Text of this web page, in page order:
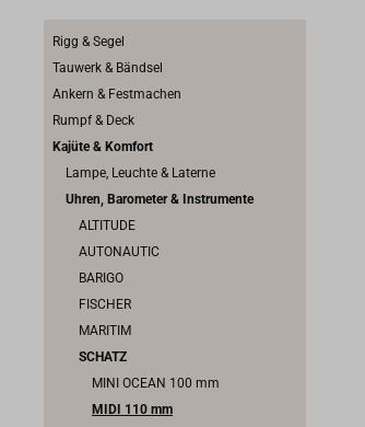
Rigg & Segel
Tauwerk & Bändsel
Ankern & Festmachen
Rumpf & Deck
Kajüte & Komfort
Lampe, Leuchte & Laterne
Uhren, Barometer & Instrumente
ALTITUDE
AUTONAUTIC
BARIGO
FISCHER
MARITIM
SCHATZ
MINI OCEAN 100 mm
MIDI 110 mm